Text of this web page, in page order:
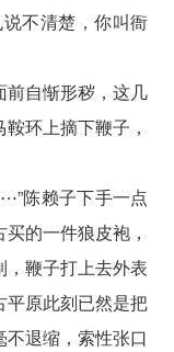
不清楚，你叫衙
前自惭形秽，这几
环上摘下鞭子，
陈赖子下手一点
的一件狼皮袍，
鞭子打上去外表
平原此刻已然是把
退缩，索性张口